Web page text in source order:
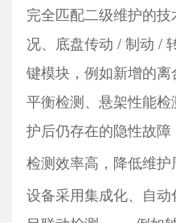
完全匹配二级维护的
况、底盘传动 / 制动 /
键模块，例如新增的
平衡检测、悬架性能
护后仍存在的隐性故障
检测效率高，降低维护
设备采用集成化、自